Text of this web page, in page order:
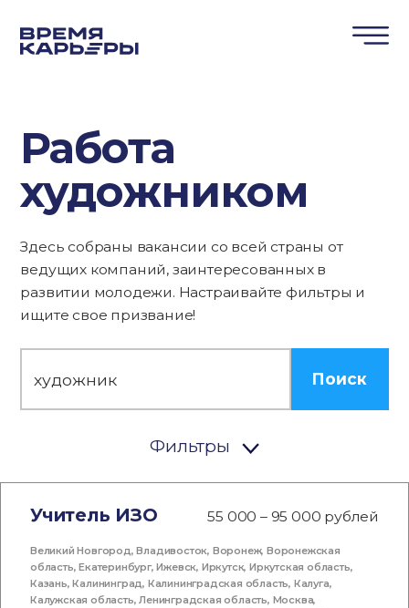
Работа
художником
Здесь собраны вакансии со всей страны от
ведущих компаний, заинтересованных в
развитии молодежи. Настраивайте фильтры и
ищите свое призвание!
Поиск
Фильтры
Учитель ИЗО 55 000 – 95 000 рублей
Великий Новгород,Владивосток, Воронеж,Воронежская
область,Екатеринбург,Ижевск, Иркутск,Иркутская область,
Казань,Калининград, Калининградская область, Калуга,
Калужская область,Ленинградская область, Москва,